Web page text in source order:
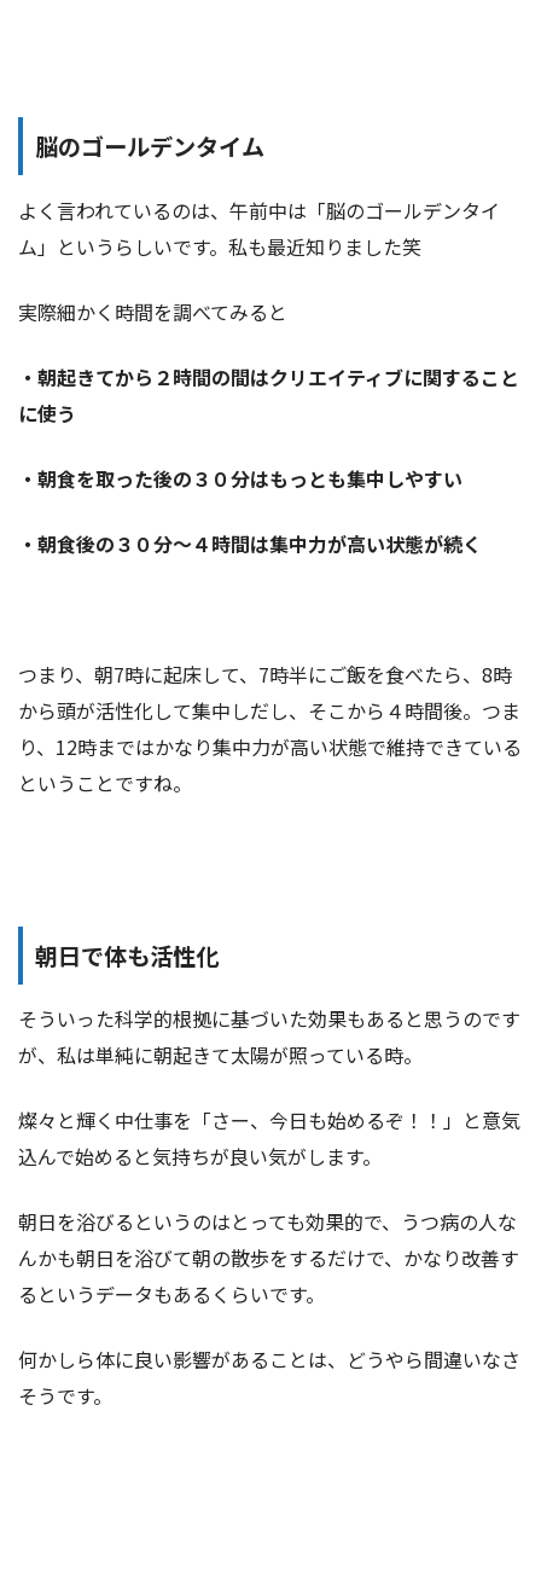
脳のゴールデンタイム
よく言われているのは、午前中は「脳のゴールデンタイ
ム」というらしいです。私も最近知りました笑
実際細かく時間を調べてみると
・朝起きてから２時間の間はクリエイティブに関すること
に使う
・朝食を取った後の３０分はもっとも集中しやすい
・朝食後の３０分〜４時間は集中力が高い状態が続く
つまり、朝7時に起床して、7時半にご飯を食べたら、8時
から頭が活性化して集中しだし、そこから４時間後。つま
り、12時まではかなり集中力が高い状態で維持できている
ということですね。
朝日で体も活性化
そういった科学的根拠に基づいた効果もあると思うのです
が、私は単純に朝起きて太陽が照っている時。
燦々と輝く中仕事を「さー、今日も始めるぞ！！」と意気
込んで始めると気持ちが良い気がします。
朝日を浴びるというのはとっても効果的で、うつ病の人な
んかも朝日を浴びて朝の散歩をするだけで、かなり改善す
るというデータもあるくらいです。
何かしら体に良い影響があることは、どうやら間違いなさ
そうです。